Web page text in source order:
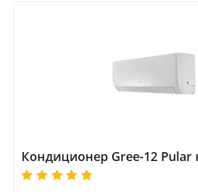
Кондиционер Gree-12 Pular